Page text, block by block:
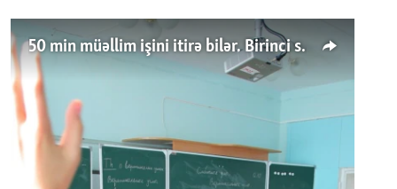
50 min müəllim işini itirə bilər. Birinci sinfə gedənlər azalır